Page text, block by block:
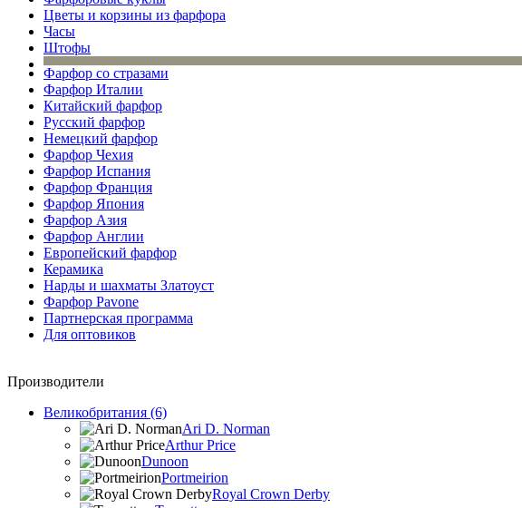
Цветы и корзины из фарфора
Часы
Штофы
Фарфор со стразами
Фарфор Италии
Китайский фарфор
Русский фарфор
Немецкий фарфор
Фарфор Чехия
Фарфор Испания
Фарфор Франция
Фарфор Япония
Фарфор Азия
Фарфор Англии
Европейский фарфор
Керамика
Нарды и шахматы Златоуст
Фарфор Pavone
Партнерская программа
Для оптовиков
Производители
Великобритания (6)
Ari D. Norman
Arthur Price
Dunoon
Portmeirion
Royal Crown Derby